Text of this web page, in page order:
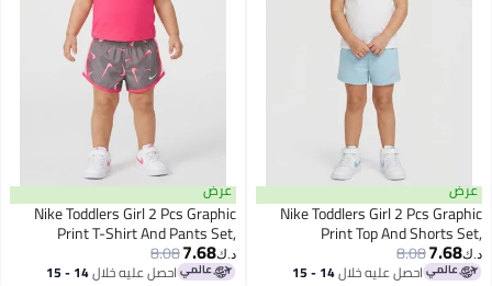
عرض
Nike Toddlers Girl 2 Pcs Graphic
Print Top And Shorts Set,
Multicolor
د.ك‏7.68
8.08
احصل عليه خلال 14 - 15
عرض
Nike Toddlers Girl 2 Pcs Graphic
Print T-Shirt And Pants Set,
Multicolor
د.ك‏7.68
8.08
احصل عليه خلال 14 - 15